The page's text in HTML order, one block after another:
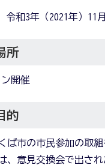
令和3年（2021年）
所
開催
的
ば市の市民参加の取
、意見交換会で出さ